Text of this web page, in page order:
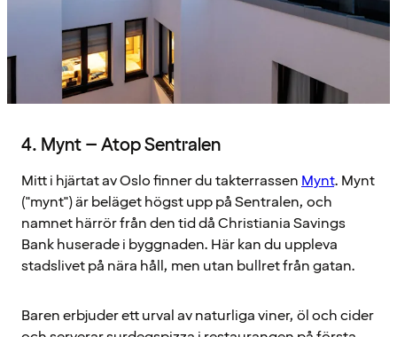
4. Mynt – Atop Sentralen
Mitt i hjärtat av Oslo finner du takterrassen Mynt. Mynt
("mynt") är beläget högst upp på Sentralen, och
namnet härrör från den tid då Christiania Savings
Bank huserade i byggnaden. Här kan du uppleva
stadslivet på nära håll, men utan bullret från gatan.
Baren erbjuder ett urval av naturliga viner, öl och cider